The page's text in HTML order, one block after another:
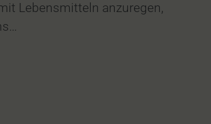
Lebensmitteln anzuregen,